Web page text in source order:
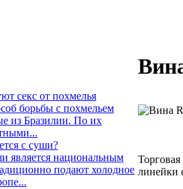
секс от похмелья
борьбы с похмельем
из Бразилии. По их
с суши?
является национальным
подают холодное линейки